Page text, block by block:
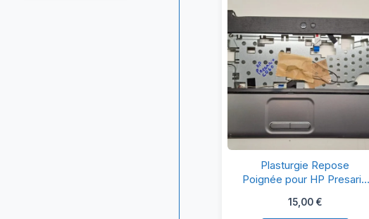
Plasturgie
Repose
Poignée
Plasturgie Repose
Poignée pour HP Presario
15,00 €